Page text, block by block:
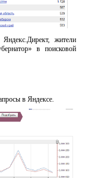
жители
в поисковой
в Яндексе.